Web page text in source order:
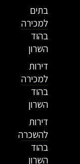
בתים
למכירה
בהוד
השרון
דירות
למכירה
בהוד
השרון
דירות
להשכרה
בהוד
השרון